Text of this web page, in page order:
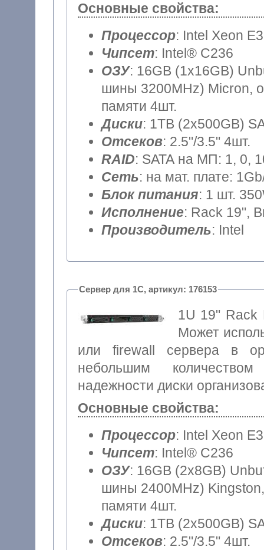
Основные свойства:
Процессор: Intel Xeon
Чипсет: Intel® C236
ОЗУ: 16GB (1x16GB)
шины 3200MHz) Micron,
памяти 4шт.
Диски: 1TB (2x500GB)
Отсеков: 2.5"/3.5" 4шт.
RAID: SATA на МП: 1, 0,
Сеть: на мат. плате:
Блок питания: 1 шт.
Исполнение: Rack 19",
Производитель: Intel
Сервер для 1С, артикул: 176153
1U 19" Rack
Может
или firewall сервера в
небольшим
надежности диски
Основные свойства:
Процессор: Intel Xeon
Чипсет: Intel® C236
ОЗУ: 16GB (2x8GB)
шины 2400MHz)
памяти 4шт.
Диски: 1TB (2x500GB)
Отсеков: 2.5"/3.5" 4шт.